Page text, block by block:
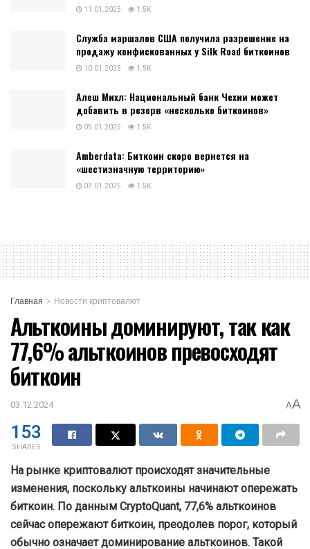
11.01.2025 1.5K
Служба маршалов США получила разрешение на
продажу конфискованных у Silk Road биткоинов
10.01.2025 1.5K
Алеш Михл: Национальный банк Чехии может
добавить в резерв «несколько биткоинов»
09.01.2025 1.5K
Amberdata: Биткоин скоро вернется на
«шестизначную территорию»
07.01.2025 1.5K
Главная Новости криптовалют
Альткоины доминируют, так как
77,6% альткоинов превосходят
биткоин
03.12.2024 AA
153
SHARES
На рынке криптовалют происходят значительные
изменения, поскольку альткоины начинают опережать
биткоин. По данным CryptoQuant, 77,6% альткоинов
сейчас опережают биткоин, преодолев порог, который
обычно означает доминирование альткоинов. Такой